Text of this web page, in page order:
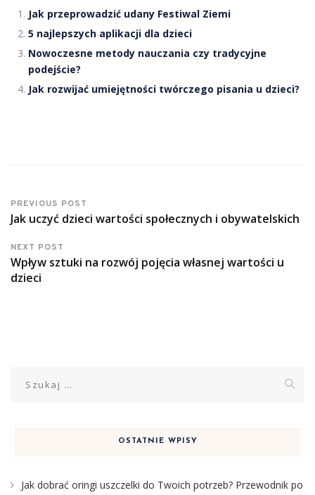
Jak przeprowadzić udany Festiwal Ziemi
5 najlepszych aplikacji dla dzieci
Nowoczesne metody nauczania czy tradycyjne
podejście?
Jak rozwijać umiejętności twórczego pisania u dzieci?
PREVIOUS POST
Jak uczyć dzieci wartości społecznych i obywatelskich
NEXT POST
Wpływ sztuki na rozwój pojęcia własnej wartości u
dzieci
OSTATNIE WPISY
Jak dobrać oringi uszczelki do Twoich potrzeb? Przewodnik po